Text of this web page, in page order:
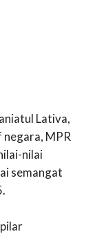
Lativa,
MPR
nilai
semangat